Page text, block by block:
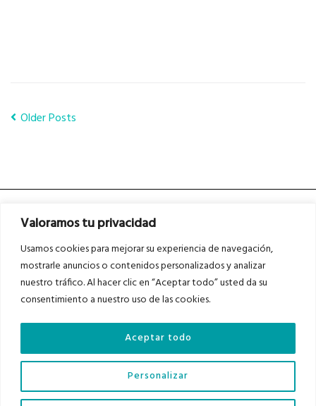
Valoramos tu privacidad
Usamos cookies para mejorar su experiencia de navegación,
mostrarle anuncios o contenidos personalizados y analizar
nuestro tráfico. Al hacer clic en “Aceptar todo” usted da su
consentimiento a nuestro uso de las cookies.
Personalizar
Aceptar todo
Older Posts
Asociados a
Auditados por
Diario del Bajo Cinca © 2023 . Todos los derechos reservados |Aviso Legal